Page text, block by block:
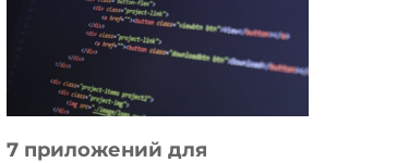
ДЛЯ
РАБОТЫ
7 приложений для